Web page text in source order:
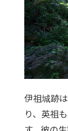
伊祖城跡
り、英祖